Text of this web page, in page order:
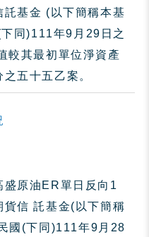
託基金 (以下簡稱本基
同)111年9月29日之
較其最初單位淨資產
五十五乙案。
盛原油ER單日反向1
貨信 託基金(以下簡稱
國(下同)111年9月28